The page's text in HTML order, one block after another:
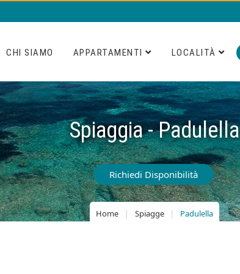
CHI SIAMO APPARTAMENTI LOCALITÀ
Spiaggia - Padulella
Richiedi Disponibilità
Home Spiagge Padulella